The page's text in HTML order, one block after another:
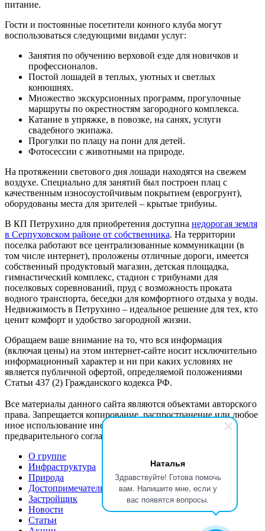
Наталья
Здравствуйте! Готова помочь
вам. Напишите мне, если у
вас появятся вопросы.
питание.
Гости и постоянные посетители конного клуба могут
воспользоваться следующими видами услуг:
Занятия по обучению верховой езде для новичков и
профессионалов.
Постой лошадей в теплых, уютных и светлых
конюшнях.
Множество экскурсионных программ, прогулочные
маршруты по окрестностям загородного комплекса.
Катание в упряжке, в повозке, на санях, услуги
свадебного экипажа.
Прогулки по плацу на пони для детей.
Фотосессии с животными на природе.
На протяжении светового дня лошади находятся на свежем
воздухе. Специально для занятий был построен плац с
качественным износоустойчивым покрытием (еврогрунт),
оборудованы места для зрителей – крытые трибуны.
В КП Петрухино для приобретения доступна недорогая земля
в Серпуховском районе от собственника. На территории
поселка работают все централизованные коммуникации (в
том числе интернет), проложены отличные дороги, имеется
собственный продуктовый магазин, детская площадка,
гимнастический комплекс, стадион с трибунами для
поселковых соревнований, пруд с возможность проката
водного транспорта, беседки для комфортного отдыха у воды.
Недвижимость в Петрухино – идеальное решение для тех, кто
ценит комфорт и удобство загородной жизни.
Обращаем ваше внимание на то, что вся информация
(включая цены) на этом интернет-сайте носит исключительно
информационный характер и ни при каких условиях не
является публичной офертой, определяемой положениями
Статьи 437 (2) Гражданского кодекса РФ.
Все материалы данного сайта являются объектами авторского
права. Запрещается копирование, распространение или любое
иное использование информации и объектов без
предварительного согласия правообладателя.
О группе
Инфраструктура
Природа
Достопримечательности
Застройщик
Новости
Статьи